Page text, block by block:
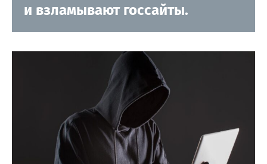
и взламывают госсайты.